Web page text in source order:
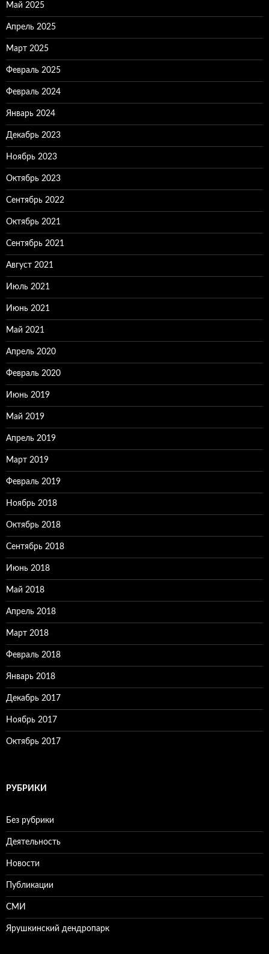
Май 2025
Апрель 2025
Март 2025
Февраль 2025
Февраль 2024
Январь 2024
Декабрь 2023
Ноябрь 2023
Октябрь 2023
Сентябрь 2022
Октябрь 2021
Сентябрь 2021
Август 2021
Июль 2021
Июнь 2021
Май 2021
Апрель 2020
Февраль 2020
Июнь 2019
Май 2019
Апрель 2019
Март 2019
Февраль 2019
Ноябрь 2018
Октябрь 2018
Сентябрь 2018
Июнь 2018
Май 2018
Апрель 2018
Март 2018
Февраль 2018
Январь 2018
Декабрь 2017
Ноябрь 2017
Октябрь 2017
РУБРИКИ
Без рубрики
Деятельность
Новости
Публикации
СМИ
Ярушкинский дендропарк